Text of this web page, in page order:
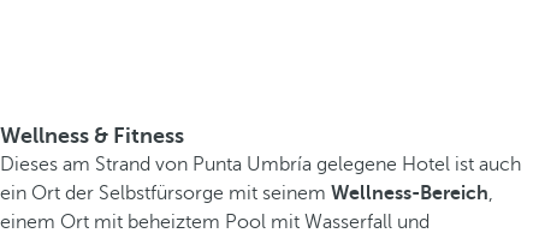
Wellness & Fitness
Dieses am Strand von Punta Umbría gelegene Hotel ist auch
ein Ort der Selbstfürsorge mit seinem Wellness-Bereich,
einem Ort mit beheiztem Pool mit Wasserfall und